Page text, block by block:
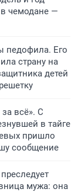
чемодане —
педофила. Его
страну на
детей
всё». С
в тайге
пришло
сообщение
мужа: она